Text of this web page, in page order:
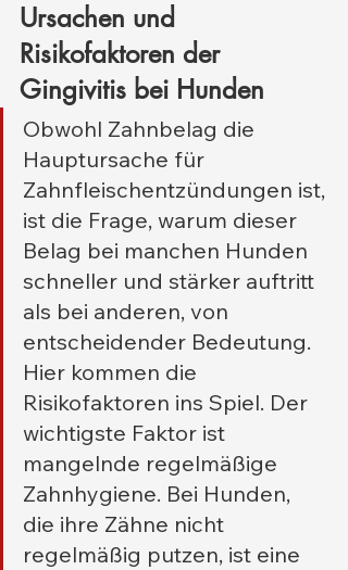
Ursachen und
Risikofaktoren der
Gingivitis bei Hunden
Obwohl Zahnbelag die
Hauptursache für
Zahnfleischentzündungen ist,
ist die Frage, warum dieser
Belag bei manchen Hunden
schneller und stärker auftritt
als bei anderen, von
entscheidender Bedeutung.
Hier kommen die
Risikofaktoren ins Spiel. Der
wichtigste Faktor ist
mangelnde regelmäßige
Zahnhygiene. Bei Hunden,
die ihre Zähne nicht
regelmäßig putzen, ist eine